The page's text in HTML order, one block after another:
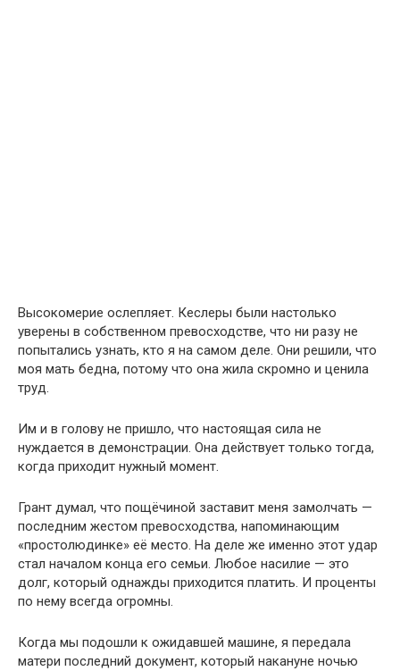
Высокомерие ослепляет. Кеслеры были настолько
уверены в собственном превосходстве, что ни разу не
попытались узнать, кто я на самом деле. Они решили, что
моя мать бедна, потому что она жила скромно и ценила
труд.
Им и в голову не пришло, что настоящая сила не
нуждается в демонстрации. Она действует только тогда,
когда приходит нужный момент.
Грант думал, что пощёчиной заставит меня замолчать —
последним жестом превосходства, напоминающим
«простолюдинке» её место. На деле же именно этот удар
стал началом конца его семьи. Любое насилие — это
долг, который однажды приходится платить. И проценты
по нему всегда огромны.
Когда мы подошли к ожидавшей машине, я передала
матери последний документ, который накануне ночью